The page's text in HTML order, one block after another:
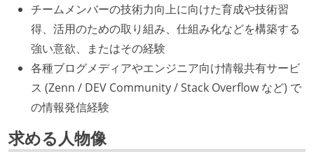
チームメンバーの技術力向上に向けた育成や技術習
得、活用のための取り組み、仕組み化などを構築する
強い意欲、またはその経験
各種ブログメディアやエンジニア向け情報共有サービ
ス (Zenn / DEV Community / Stack Overflow など) で
の情報発信経験
求める人物像